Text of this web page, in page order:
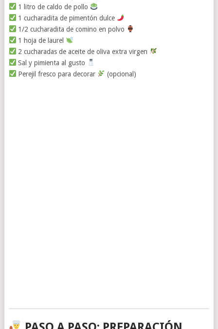
1 litro de caldo de pollo
1 cucharadita de pimentón dulce
1/2 cucharadita de comino en polvo
1 hoja de laurel
2 cucharadas de aceite de oliva extra virgen
Sal y pimienta al gusto
Perejil fresco para decorar
(opcional)